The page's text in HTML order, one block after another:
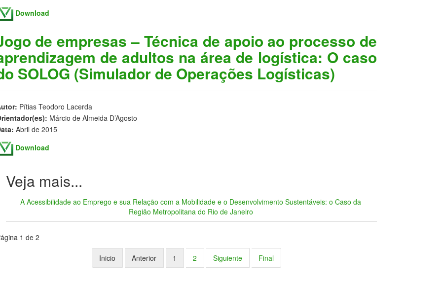
Download
de empresas – Técnica de apoio ao processo de
de adultos na área de logística: O caso
SOLOG (Simulador de Operações Logísticas)
Pítias Teodoro Lacerda
Márcio de Almeida D’Agosto
Abril de 2015
Download
A Acessibilidade ao Emprego e sua Relação com a Mobilidade e o Desenvolvimento Sustentáveis: o Caso da
Região Metropolitana do Rio de Janeiro
1 de 2
Inicio Anterior 1 2 Siguiente Final